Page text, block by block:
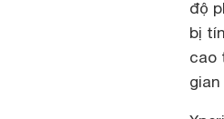
độ
bị
cao